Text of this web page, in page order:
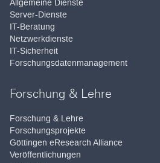
Allgemeine Dienste
Server-Dienste
IT-Beratung
Netzwerkdienste
IT-Sicherheit
Forschungsdatenmanagement
Forschung & Lehre
Forschung & Lehre
Forschungsprojekte
Göttingen eResearch Alliance
Veröffentlichungen